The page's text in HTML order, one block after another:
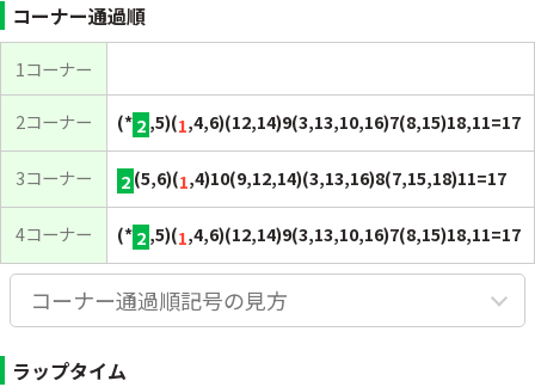
コーナー通過順
1コーナー
2コーナー (*2,5)(1,4,6)(12,14)9(3,13,10,16)7(8,15)18,11=17
3コーナー 2(5,6)(1,4)10(9,12,14)(3,13,16)8(7,15,18)11=17
4コーナー (*2,5)(1,4,6)(12,14)9(3,13,10,16)7(8,15)18,11=17
コーナー通過順記号の見方
ラップタイム